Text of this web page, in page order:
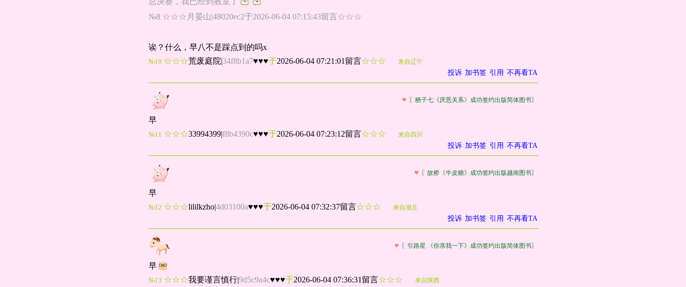
№8 ☆☆☆月晏山|48020ec2于2026-06-04 07:15:43留言☆☆☆
诶？什么，早八不是踩点到的吗x
№10 ☆☆☆荒废庭院|34f8b1a7♥♥♥于2026-06-04 07:21:01留言☆☆☆ 来自辽宁
投诉 加书签 引用 不再看TA
〖栖子七《厌恶关系》成功签约出版简体图书〗
早
№11 ☆☆☆33994399|f8b4390c♥♥♥于2026-06-04 07:23:12留言☆☆☆ 来自四川
投诉 加书签 引用 不再看TA
〖故桥《牛皮糖》成功签约出版越南图书〗
早
№12 ☆☆☆lililkzho|4d03100a♥♥♥于2026-06-04 07:32:37留言☆☆☆ 来自湖北
投诉 加书签 引用 不再看TA
〖引路星 《你亲我一下》成功签约出版简体图书〗
早
№13 ☆☆☆我要谨言慎行|9d5c9a4c♥♥♥于2026-06-04 07:36:31留言☆☆☆ 来自陕西